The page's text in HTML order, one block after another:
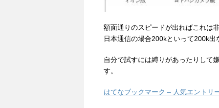
額面通りのスピードが出ればこれは
日本通信の場合200kといって200k
自分で試すには縛りがあったりして
す。
はてなブックマーク – 人気エントリ